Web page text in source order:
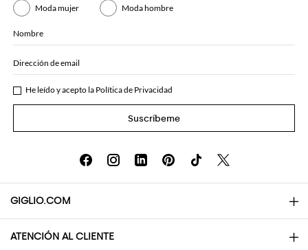
Moda mujer Moda hombre
Nombre
Dirección de email
He leído y acepto la Política de Privacidad
Suscríbeme
GIGLIO.COM
About
ATENCIÓN AL CLIENTE